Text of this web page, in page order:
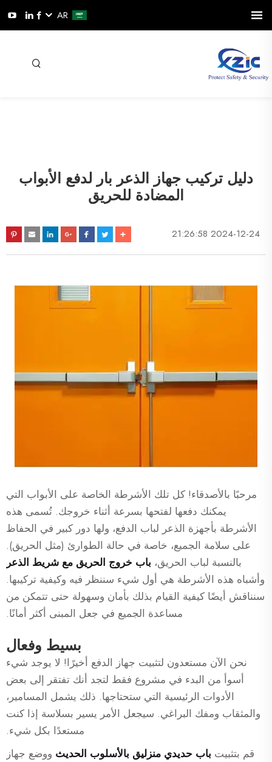
AR
دليل تركيب جهاز الذعر بار لدفع الأبواب
المضادة للحريق
2024-12-24 21:26:58
مرحبًا بالأصدقاء! كل تلك الأشرطة الخاصة على الأبواب التي
يمكنك دفعها لفتحها بسرعة أثناء خروجك. تُسمى هذه
الأشرطة بأجهزة الذعر لباب الدفع، ولها دور كبير في الحفاظ
على سلامة الجميع، خاصة في حالة الطوارئ (مثل الحريق).
بالنسبة لباب الحريق، باب خروج الحريق مع شريط الذعر
وأشباه هذه الأشرطة هي أول شيء سننظر فيه وكيفية تركيبها.
سنناقش أيضًا كيفية القيام بذلك بأمان وسهولة حتى تتمكن من
مساعدة الجميع في جعل المبنى أكثر أمانًا.
بسيط وفعال
نحن الآن مستعدون لتثبيت جهاز الدفع أخيرًا! لا يوجد شيء
أسوأ من البدء في مشروع فقط لتجد أنك تفتقر إلى بعض
الأدوات الرئيسية التي ستحتاجها. ذلك يشمل المسامير،
والمثقاب ومفك البراغي. سيجعل الأمر يسير بسلاسة إذا كنت
مستعدًا بكل شيء.
قم بتثبيت باب حديدي منزليق بالأسلوب الحديث ووضع جهاز